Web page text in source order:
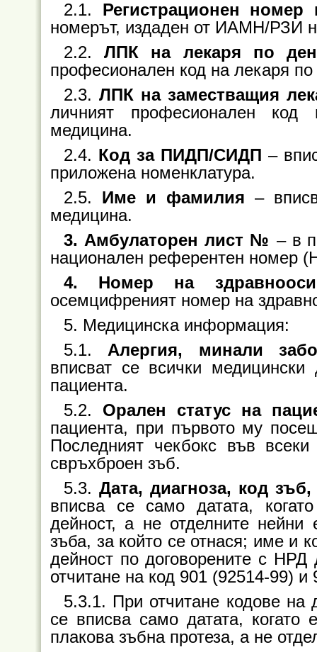
2.1. Регистрационен номер
номерът, издаден от ИАМН/РЗИ
2.2.ЛПК на лекаря по
професионален код на лекаря
2.3. ЛПК на заместващия
личният професионален
медицина.
2.4. Код за ПИДП/СИДП –
приложена номенклатура.
2.5. Име и фамилия –
медицина.
3. Амбулаторен лист № – в
национален референтен номер
4. Номер на
осемцифреният номер на
5. Медицинска информация:
5.1. Алергия, минали
вписват се всички
пациента.
5.2. Орален статус на
пациента, при първото му
Последният чекбокс във
свръхброен зъб.
5.3. Дата, диагноза, код
вписва се само датата,
дейност, а не отделните нейни
зъба, за който се отнася; име и
дейност по договорените с НРД
отчитане на код 901 (92514-99) и
5.3.1. При отчитане кодове на
се вписва само датата, когато
плакова зъбна протеза, а не